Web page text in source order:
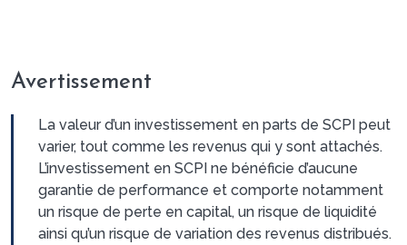
Avertissement
La valeur d’un investissement en parts de SCPI peut
varier, tout comme les revenus qui y sont attachés.
L’investissement en SCPI ne bénéficie d’aucune
garantie de performance et comporte notamment
un risque de perte en capital, un risque de liquidité
ainsi qu’un risque de variation des revenus distribués.